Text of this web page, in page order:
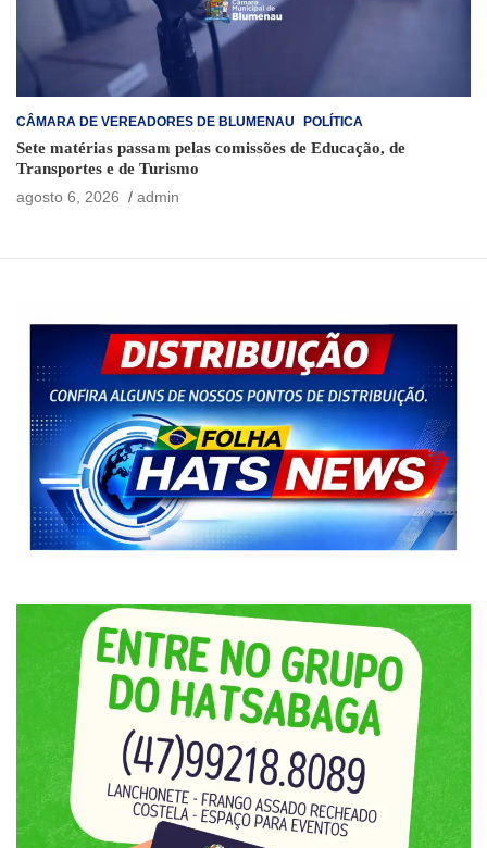
CÂMARA DE VEREADORES DE BLUMENAU POLÍTICA
Sete matérias passam pelas comissões de Educação, de
Transportes e de Turismo
agosto 6, 2026
admin